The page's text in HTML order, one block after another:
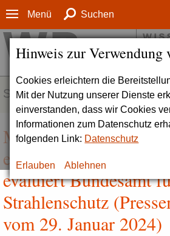
Hinweis zur Verwendung
Cookies erleichtern die
Mit der Nutzung unserer Dienste
einverstanden, dass wir Cookies
Informationen zum Datenschutz
folgenden Link: Datenschutz
Erlauben Ablehnen
Menü Suchen
SERVICE
Mehr Forschung und
empfohlen |
evaluiert Bundesamt
Strahlenschutz
vom 29. Januar 2024)